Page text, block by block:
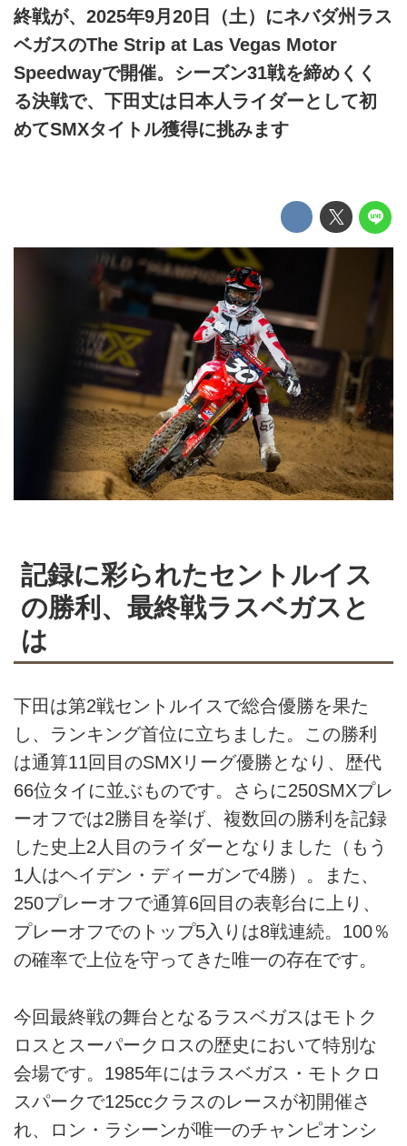
終戦が、2025年9月20日（土）にネバダ州ラス
ベガスのThe Strip at Las Vegas Motor
Speedwayで開催。シーズン31戦を締めくく
る決戦で、下田丈は日本人ライダーとして初
めてSMXタイトル獲得に挑みます
記録に彩られたセントルイス
の勝利、最終戦ラスベガスと
は
下田は第2戦セントルイスで総合優勝を果た
し、ランキング首位に立ちました。この勝利
は通算11回目のSMXリーグ優勝となり、歴代
66位タイに並ぶものです。さらに250SMXプレ
ーオフでは2勝目を挙げ、複数回の勝利を記録
した史上2人目のライダーとなりました（もう
1人はヘイデン・ディーガンで4勝）。また、
250プレーオフで通算6回目の表彰台に上り、
プレーオフでのトップ5入りは8戦連続。100％
の確率で上位を守ってきた唯一の存在です。
今回最終戦の舞台となるラスベガスはモトク
ロスとスーパークロスの歴史において特別な
会場です。1985年にはラスベガス・モトクロ
スパークで125ccクラスのレースが初開催さ
れ、ロン・ラシーンが唯一のチャンピオンシ